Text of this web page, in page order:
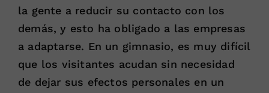
la gente a reducir su contacto con los
demás, y esto ha obligado a las empresas
a adaptarse. En un gimnasio, es muy difícil
que los visitantes acudan sin necesidad
de dejar sus efectos personales en un